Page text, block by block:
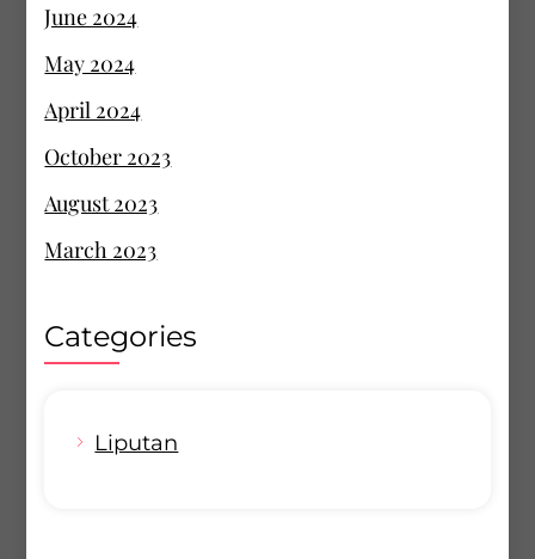
June 2024
May 2024
April 2024
October 2023
August 2023
March 2023
Categories
Liputan